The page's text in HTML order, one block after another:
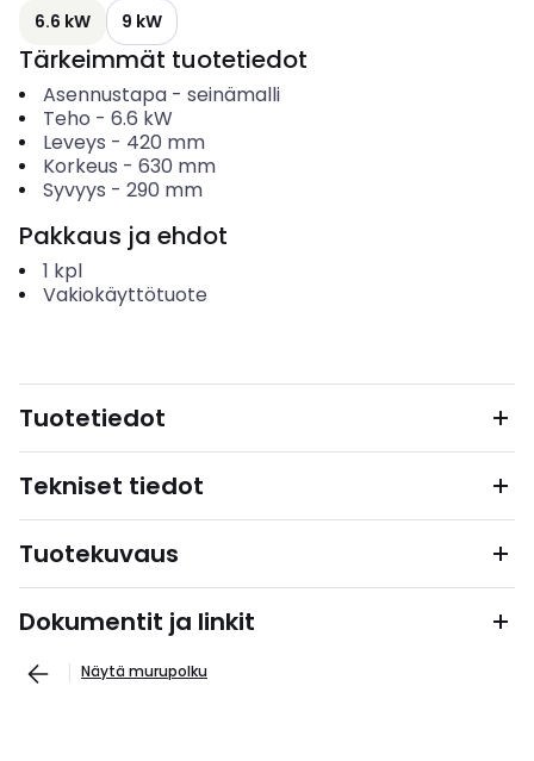
6.6 kW 9 kW
Tärkeimmät tuotetiedot
Asennustapa- seinämalli
Teho - 6.6 kW
Leveys - 420 mm
Korkeus - 630 mm
Syvyys - 290 mm
Pakkaus ja ehdot
1 kpl
Vakiokäyttötuote
Tuotetiedot
Tekniset tiedot
Tuotekuvaus
Dokumentit ja linkit
Näytä murupolku